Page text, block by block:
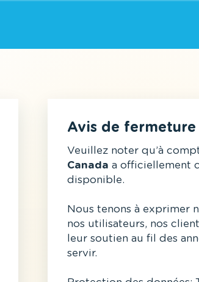
Avis de
Veuillez noter qu’à
Canada a officiellement
disponible.
Nous tenons à exprimer
nos utilisateurs, nos
leur soutien au fil des
servir.